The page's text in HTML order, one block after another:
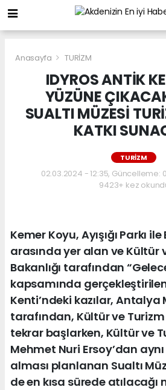
Anasayfa TURİZM
IDYROS ANTİK
YÜZÜNE
SUALTI MÜZESİ
KATKI
TURİZM
02.03.2024 - 12:35, Güncelleme:
9423+ kez
Kemer Koyu, Ayışığı Parkı ile
arasında yer alan ve Kültür
Bakanlığı tarafından
kapsamında
Kenti’ndeki kazılar, Antalya
tarafından, Kültür ve Turizm
tekrar başlarken, Kültür ve
Mehmet Nuri Ersoy’dan
alması planlanan Sualtı
de en kısa sürede